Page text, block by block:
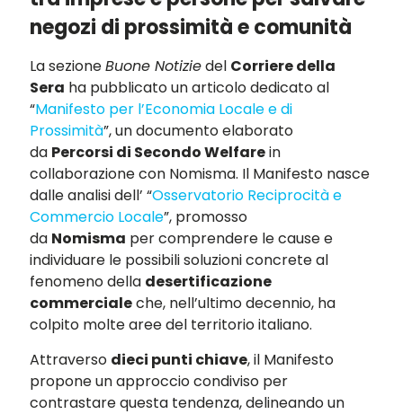
negozi di prossimità e comunità
La sezioneBuone Notiziedel Corriere della
Sera ha pubblicato un articolo dedicato al
“Manifesto per l’Economia Locale e di
Prossimità”, un documento elaborato
da Percorsi di Secondo Welfarein
collaborazione con Nomisma. Il Manifesto nasce
dalle analisi dell’ “Osservatorio Reciprocità e
Commercio Locale”, promosso
da Nomisma per comprendere le cause e
individuare le possibili soluzioni concrete al
fenomeno della desertificazione
commercialeche, nell’ultimo decennio, ha
colpito molte aree del territorio italiano.
Attraverso dieci punti chiave, il Manifesto
propone un approccio condiviso per
contrastare questa tendenza, delineando un